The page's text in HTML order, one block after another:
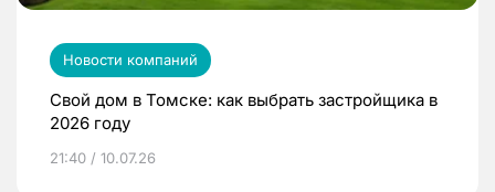
Новости компаний
Свой дом в Томске: как выбрать застройщика в
2026 году
21:40 / 10.07.26